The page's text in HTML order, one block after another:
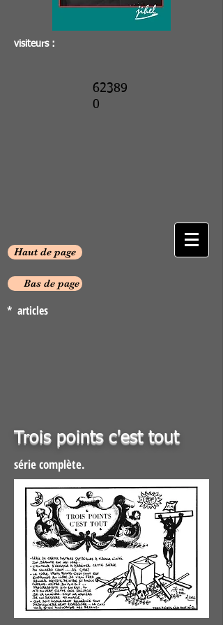
visiteurs :
62389
0
Haut de page
Bas de page
* articles
Trois points c'est tout
série complète.